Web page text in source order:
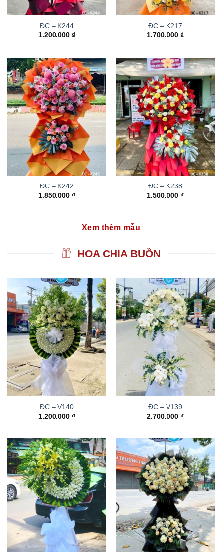
ĐC – K244
1.200.000 ₫
ĐC – K217
1.700.000 ₫
ĐC – K242
1.850.000 ₫
ĐC – K238
1.500.000 ₫
Xem thêm mẫu
HOA CHIA BUỒN
ĐC – V140
1.200.000 ₫
ĐC – V139
2.700.000 ₫